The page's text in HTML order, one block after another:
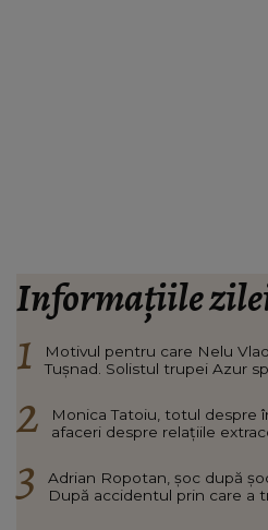
Informațiile
Motivul pentru care Nelu
Tușnad. Solistul trupei Azur
Monica Tatoiu, totul despre
afaceri despre relațiile
Adrian Ropotan, șoc după
După accidentul prin care a